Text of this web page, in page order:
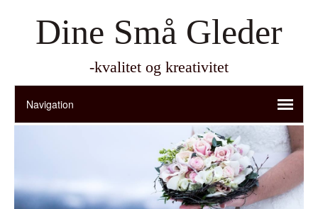
Dine Små Gleder
-kvalitet og kreativitet